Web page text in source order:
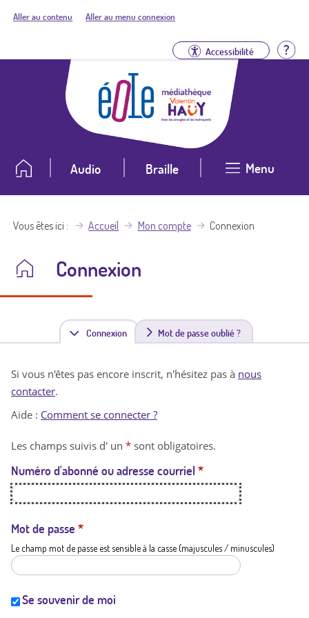
Aller au contenu Aller au menu connexion
Accessibilité
Audio Braille Menu
Vous êtes ici Accueil Mon compte Connexion
Connexion
Connexion(
n
t
a
t
i
Mot de passe oublié ?
Si vous n'êtes pas encore inscrit, n'hésitez pas à nous
contacter.
Aide : Comment se connecter ?
Les champs suivis d' un * sont obligatoires.
Numéro d'abonné ou adresse courriel *
Mot de passe *
Le champ mot de passe est sensible à la casse (majuscules / minuscules)
Se souvenir de moi